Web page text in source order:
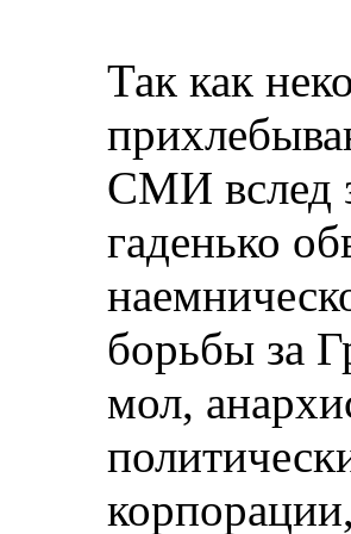
Так как
СМИ вслед
гаденько
борьбы за
мол,